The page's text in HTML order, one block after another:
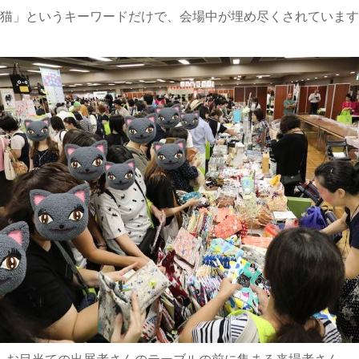
」というキーワードだけで、会場中が埋め尽くされていま